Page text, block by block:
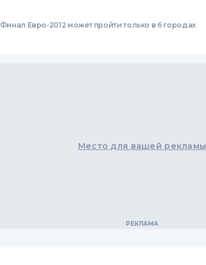
Финал Евро-2012 может пройти только в 6 городах
Место для вашей рекламы